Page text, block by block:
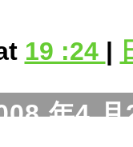
19 :24 |
年4 月